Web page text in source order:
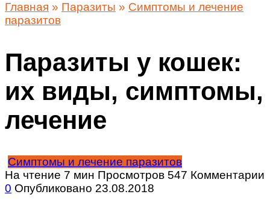
Главная » Паразиты » Симптомы и лечение
паразитов
Паразиты у кошек:
их виды, симптомы,
лечение
Симптомы и лечение паразитов
На чтение 7 мин Просмотров 547 Комментарии
0 Опубликовано 23.08.2018